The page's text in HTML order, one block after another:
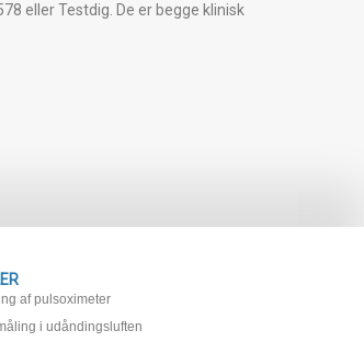
eller Testdig. De er begge klinisk
af pulsoximeter
i udåndingsluften